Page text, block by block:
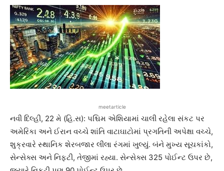
meetarticle
નવી દિલ્હી, 22 મે (હિ.સ): પશ્ચિમ એશિયામાં ચાલી રહેલા સંકટ પર
અમેરિકા અને ઈરાન વચ્ચે શાંતિ વાટાઘાટોમાં પ્રગતિની અપેક્ષા વચ્ચે,
શુક્રવારે સ્થાનિક શેરબજાર લીલા રંગમાં ખુલ્યું. બંને મુખ્ય સૂચકાંકો,
સેન્સેક્સ અને નિફ્ટી, તેજીમાં રહ્યા. સેન્સેક્સ 325 પોઈન્ટ ઉપર છે,